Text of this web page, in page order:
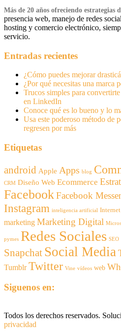
Más de 20 años ofreciendo estrategias
presencia web, manejo de redes
hosting y comercio electrónico,
servicio.
Entradas recientes
¿Cómo puedes mejorar
¿Por qué necesitas una marca
Trucos simples para
en LinkedIn
Conoce qué es lo bueno y lo
Usa este poderoso método de
regresen por más
Etiquetas
android Apple Apps blog
CRM Diseño Web Ecommerce
FacebookFacebook
Instagram inteligencia artificial Internet
marketing Marketing Digital
pymes Redes Sociales SEO
Snapchat Social Media
Tumblr Twitter Vine vídeos web
Siguenos en:
Todos los derechos reservados.
privacidad